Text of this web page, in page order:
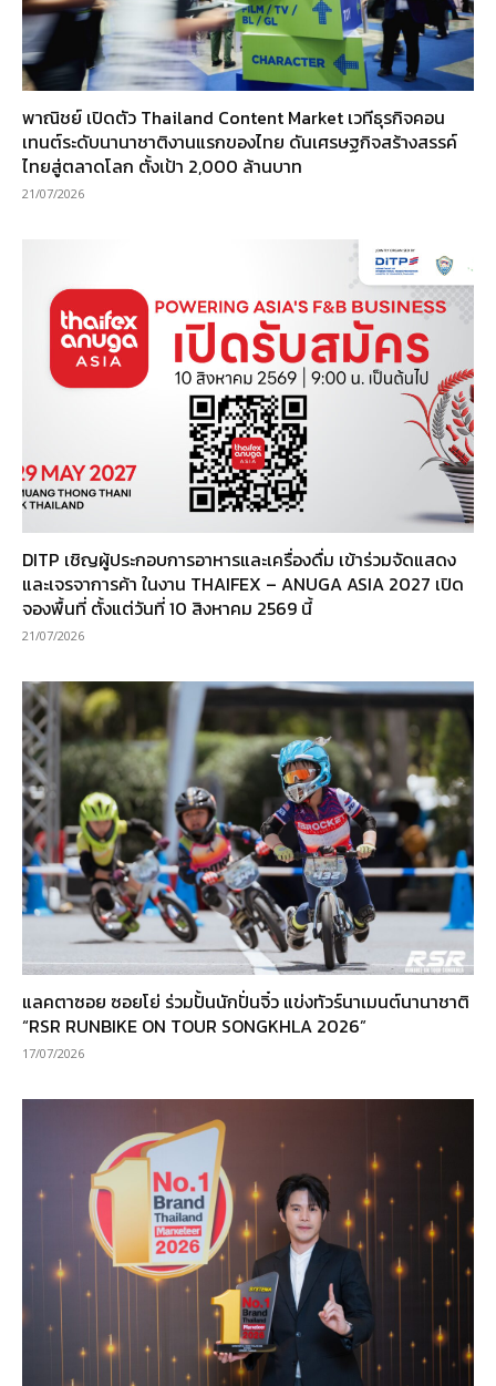
พาณิชย์ เปิดตัว Thailand Content Market เวทีธุรกิจคอน
เทนต์ระดับนานาชาติงานแรกของไทย ดันเศรษฐกิจสร้างสรรค์
ไทยสู่ตลาดโลก ตั้งเป้า 2,000 ล้านบาท
21/07/2026
DITP เชิญผู้ประกอบการอาหารและเครื่องดื่ม เข้าร่วมจัดแสดง
และเจรจาการค้า ในงาน THAIFEX – ANUGA ASIA 2027 เปิด
จองพื้นที่ ตั้งแต่วันที่ 10 สิงหาคม 2569 นี้
21/07/2026
แลคตาซอย ซอยโย่ ร่วมปั้นนักปั่นจิ๋ว แข่งทัวร์นาเมนต์นานาชาติ
“RSR RUNBIKE ON TOUR SONGKHLA 2026”
17/07/2026